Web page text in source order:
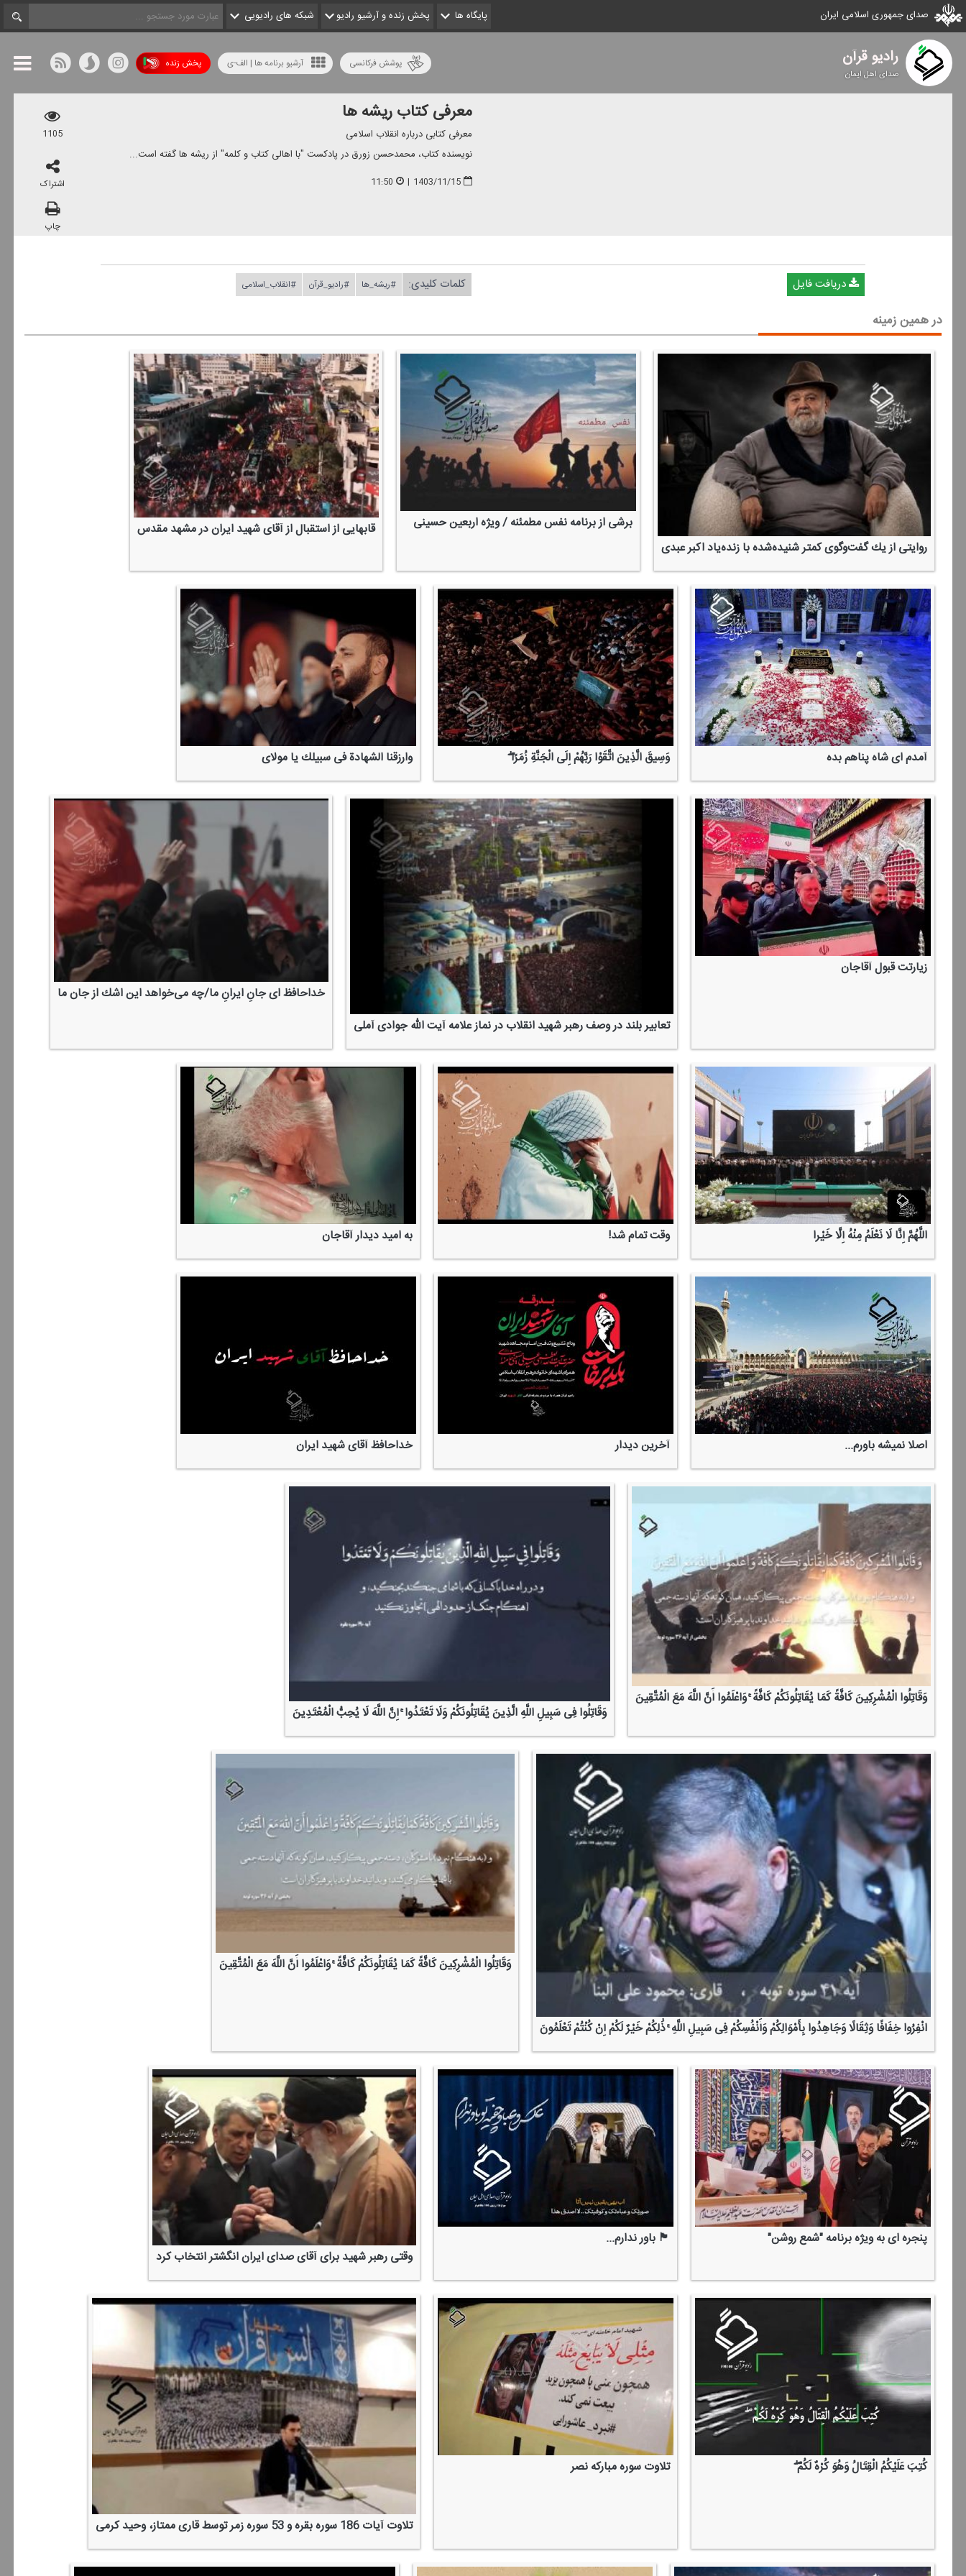
صدای جمهوری اسلامی ایران پایگاه ها پخش زنده و آرشیو رادیو شبکه های رادیویی
رادیو قرآن
صدای اهل ایمان
پخش زنده آرشیو برنامه ها | الف-ی پوشش فرکانسی
معرفی كتاب ریشه ها
معرفی كتابی درباره انقلاب اسلامی
نویسنده‌ كتاب، محمدحسن زورق در پادكست "با اهالی كتاب و كلمه" از ریشه ها گفته است...
1403/11/15
|
11:50
1105
اشتراک
چاپ
دریافت فایل کلمات کلیدی: #ریشه_ها #رادیو_قرآن #انقلاب_اسلامی
در همین زمینه
روایتی از یك گفت‌وگوی كمتر شنیده‌شده با زنده‌یاد اكبر عبدی
برشی از برنامه نفس مطمئنه / ویژه اربعین حسینی قابهایی از استقبال از آقای شهید ایران در مشهد مقدس
آمدم ای شاه پناهم بده وَسِیقَ الَّذِینَ اتَّقَوْا رَبَّهُمْ إِلَی الْجَنَّةِ زُمَرًا ۖ وارزقنا الشهادة فی سبیلك یا مولای
زیارتت قبول آقاجان
تعابیر بلند در وصف رهبر شهید انقلاب در نماز علامه آیت الله جوادی آملی
خداحافظ ای جانِ ایرانِ ما/چه می‌خواهد این اشك از جان ما
اللَّهُمَّ إِنَّا لَا نَعْلَمُ مِنْهُ إِلَّا خَیْرا وقت تمام شد! به امید دیدار آقاجان
اصلا نمیشه باورم... آخرین دیدار خداحافظ آقای شهید ایران
وَقَاتِلُوا الْمُشْرِكِینَ كَافَّةً كَمَا یُقَاتِلُونَكُمْ كَافَّةً ۚ وَاعْلَمُوا أَنَّ اللَّهَ مَعَ الْمُتَّقِینَ
وَقَاتِلُوا فِی سَبِیلِ اللَّهِ الَّذِینَ یُقَاتِلُونَكُمْ وَلَا تَعْتَدُوا ۚ إِنَّ اللَّهَ لَا یُحِبُّ الْمُعْتَدِینَ
انْفِرُوا خِفَافًا وَثِقَالًا وَجَاهِدُوا بِأَمْوَالِكُمْ وَأَنْفُسِكُمْ فِی سَبِیلِ اللَّهِ ۚ ذَٰلِكُمْ خَیْرٌ لَكُمْ إِنْ كُنْتُمْ تَعْلَمُونَ
وَقَاتِلُوا الْمُشْرِكِینَ كَافَّةً كَمَا یُقَاتِلُونَكُمْ كَافَّةً ۚ وَاعْلَمُوا أَنَّ اللَّهَ مَعَ الْمُتَّقِینَ
پنجره ای به ویژه برنامه "شمع روشن"
🏴 باور ندارم...
وقتی رهبر شهید برای آقای صدای ایران انگشتر انتخاب كرد
كُتِبَ عَلَیْكُمُ الْقِتَالُ وَهُوَ كُرْهٌ لَكُمْ ۖ تلاوت سوره مباركه نصر
تلاوت آیات 186 سوره بقره و 53 سوره زمر توسط قاری ممتاز، وحید كرمی